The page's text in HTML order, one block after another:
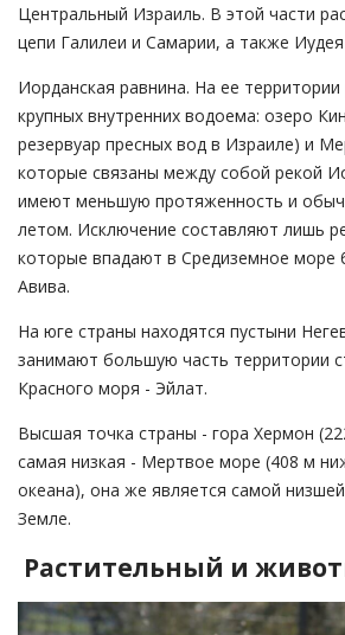
Центральный Израиль. В этой части
цепи Галилеи и Самарии, а также
Иорданская равнина. На ее
крупных внутренних водоема: озеро
резервуар пресных вод в Израиле) и
которые связаны между собой рекой
имеют меньшую протяженность и
летом. Исключение составляют лишь
которые впадают в Средиземное море
Авива.
На юге страны находятся пустыни
занимают большую часть территории
Красного моря - Эйлат.
Высшая точка страны - гора Хермон
самая низкая - Мертвое море (408 м
океана), она же является самой
Земле.
Растительный и